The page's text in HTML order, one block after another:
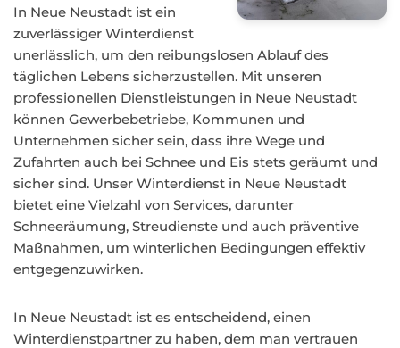
In Neue Neustadt ist ein
zuverlässiger Winterdienst
unerlässlich, um den reibungslosen Ablauf des
täglichen Lebens sicherzustellen. Mit unseren
professionellen Dienstleistungen in Neue Neustadt
können Gewerbebetriebe, Kommunen und
Unternehmen sicher sein, dass ihre Wege und
Zufahrten auch bei Schnee und Eis stets geräumt und
sicher sind. Unser Winterdienst in Neue Neustadt
bietet eine Vielzahl von Services, darunter
Schneeräumung, Streudienste und auch präventive
Maßnahmen, um winterlichen Bedingungen effektiv
entgegenzuwirken.
In Neue Neustadt ist es entscheidend, einen
Winterdienstpartner zu haben, dem man vertrauen